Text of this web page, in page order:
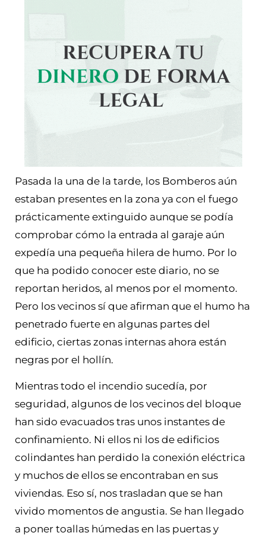
Pasada la una de la tarde, los Bomberos aún
estaban presentes en la zona ya con el fuego
prácticamente extinguido aunque se podía
comprobar cómo la entrada al garaje aún
expedía una pequeña hilera de humo. Por lo
que ha podido conocer este diario, no se
reportan heridos, al menos por el momento.
Pero los vecinos sí que afirman que el humo ha
penetrado fuerte en algunas partes del
edificio, ciertas zonas internas ahora están
negras por el hollín.
Mientras todo el incendio sucedía, por
seguridad, algunos de los vecinos del bloque
han sido evacuados tras unos instantes de
confinamiento. Ni ellos ni los de edificios
colindantes han perdido la conexión eléctrica
y muchos de ellos se encontraban en sus
viviendas. Eso sí, nos trasladan que se han
vivido momentos de angustia. Se han llegado
a poner toallas húmedas en las puertas y